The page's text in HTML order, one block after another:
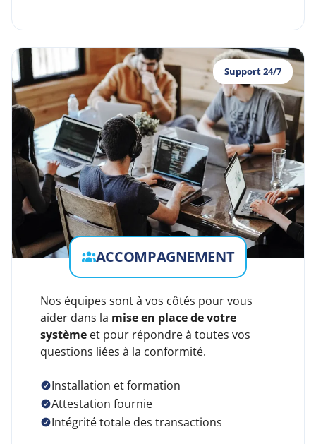
Support 24/7
ACCOMPAGNEMENT
Nos équipes sont à vos côtés pour vous
aider dans la mise en place de votre
système et pour répondre à toutes vos
questions liées à la conformité.
Installation et formation
Attestation fournie
Intégrité totale des transactions